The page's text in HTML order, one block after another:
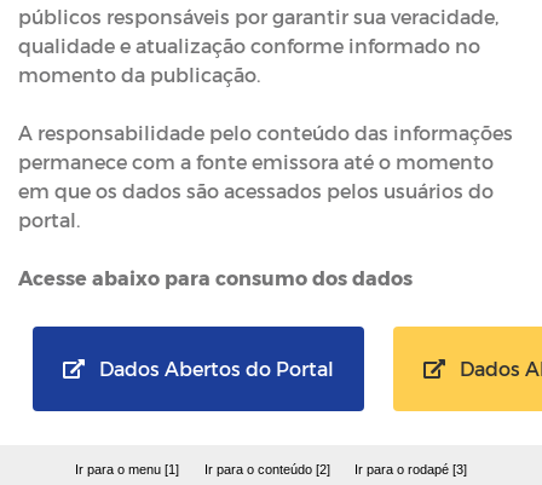
públicos responsáveis por garantir sua veracidade,
qualidade e atualização conforme informado no
momento da publicação.
A responsabilidade pelo conteúdo das informações
permanece com a fonte emissora até o momento
em que os dados são acessados pelos usuários do
portal.
Acesse abaixo para consumo dos dados
Dados Abertos do Portal Dados
Ir para o menu [1] Ir para o conteúdo [2] Ir para o rodapé [3]